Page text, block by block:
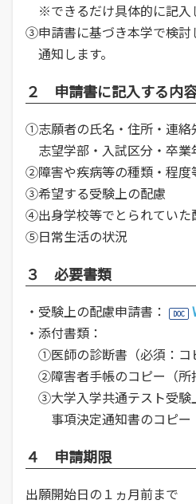
※できるだけ具体的に記入
③申請書に基づき本学で検討
通知します。
２ 申請書に記入する内
①志願者の氏名・住所・連絡
志望学部・入試区分・卒
②障害や疾病等の種類・程度
③希望する受験上の配慮
④出身学校等でとられていた
⑤日常生活の状況
３ 必要書類
・受験上の配慮申請書：
・添付書類：
①医師の診断書（必須：コ
②障害者手帳のコピー（所
③大学入学共通テスト受験
事項決定通知書のコピー
４ 申請期限
出願開始日の１ヵ月前まで